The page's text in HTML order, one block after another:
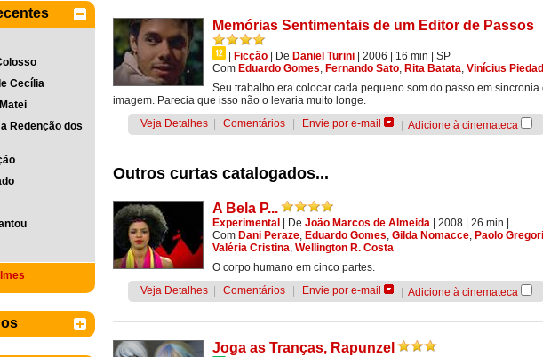
Cecília
Redenção dos
Memórias Sentimentais de um Editor de Passos
Ficção De Daniel Turini | 2006 | 16 min
SP
Com Eduardo Gomes, Fernando Sato, Rita Batata, Vinícius
Seu trabalho era colocar cada pequeno som do passo em sincronia
imagem. Parecia que isso não o levaria muito longe.
Veja Detalhes
Comentários Envie por e-mail Adicione à cinemateca
Outros curtas catalogados...
A Bela P...
Experimental De João Marcos de Almeida | 2008 | 26 min
Com Dani Peraze, Eduardo Gomes, Gilda Nomacce, Paolo Gregori
Valéria Cristina, Wellington R. Costa
O corpo humano em cinco partes.
Veja Detalhes
Comentários Envie por e-mail Adicione à cinemateca
Joga as Tranças, Rapunzel